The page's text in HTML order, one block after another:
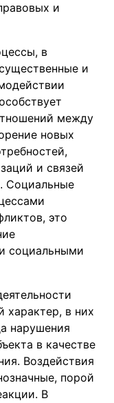
и
в
и
между
новых
и связей
Социальные
это
социальными
в них
нарушения
в качестве
Воздействия
порой
В